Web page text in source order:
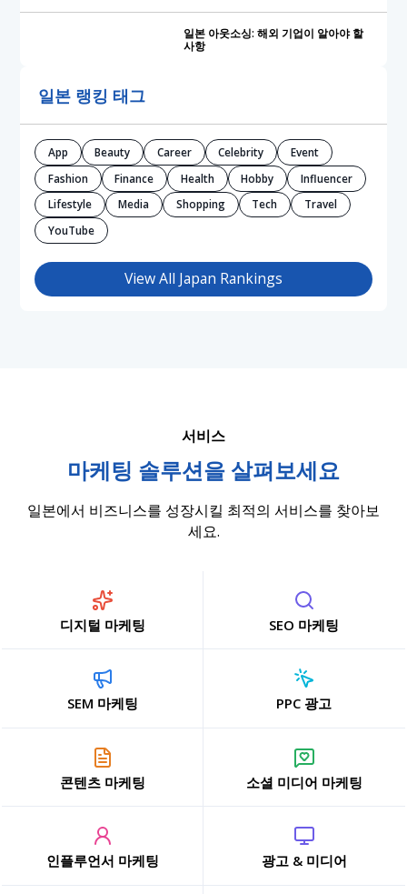
일본 아웃소싱: 해외 기업이 알아야 할
사항
일본 랭킹 태그
App Beauty Career Celebrity
Event
Fashion
Finance Health Hobby
Influencer
Lifestyle
Media Shopping Tech
Travel
YouTube
View All Japan Rankings
서비스
마케팅 솔루션을 살펴보세요
일본에서 비즈니스를 성장시킬 최적의 서비스를 찾아보
세요.
디지털 마케팅 SEO 마케팅
SEM 마케팅 PPC 광고
콘텐츠 마케팅 소셜 미디어 마케팅
인플루언서 마케팅 광고 & 미디어